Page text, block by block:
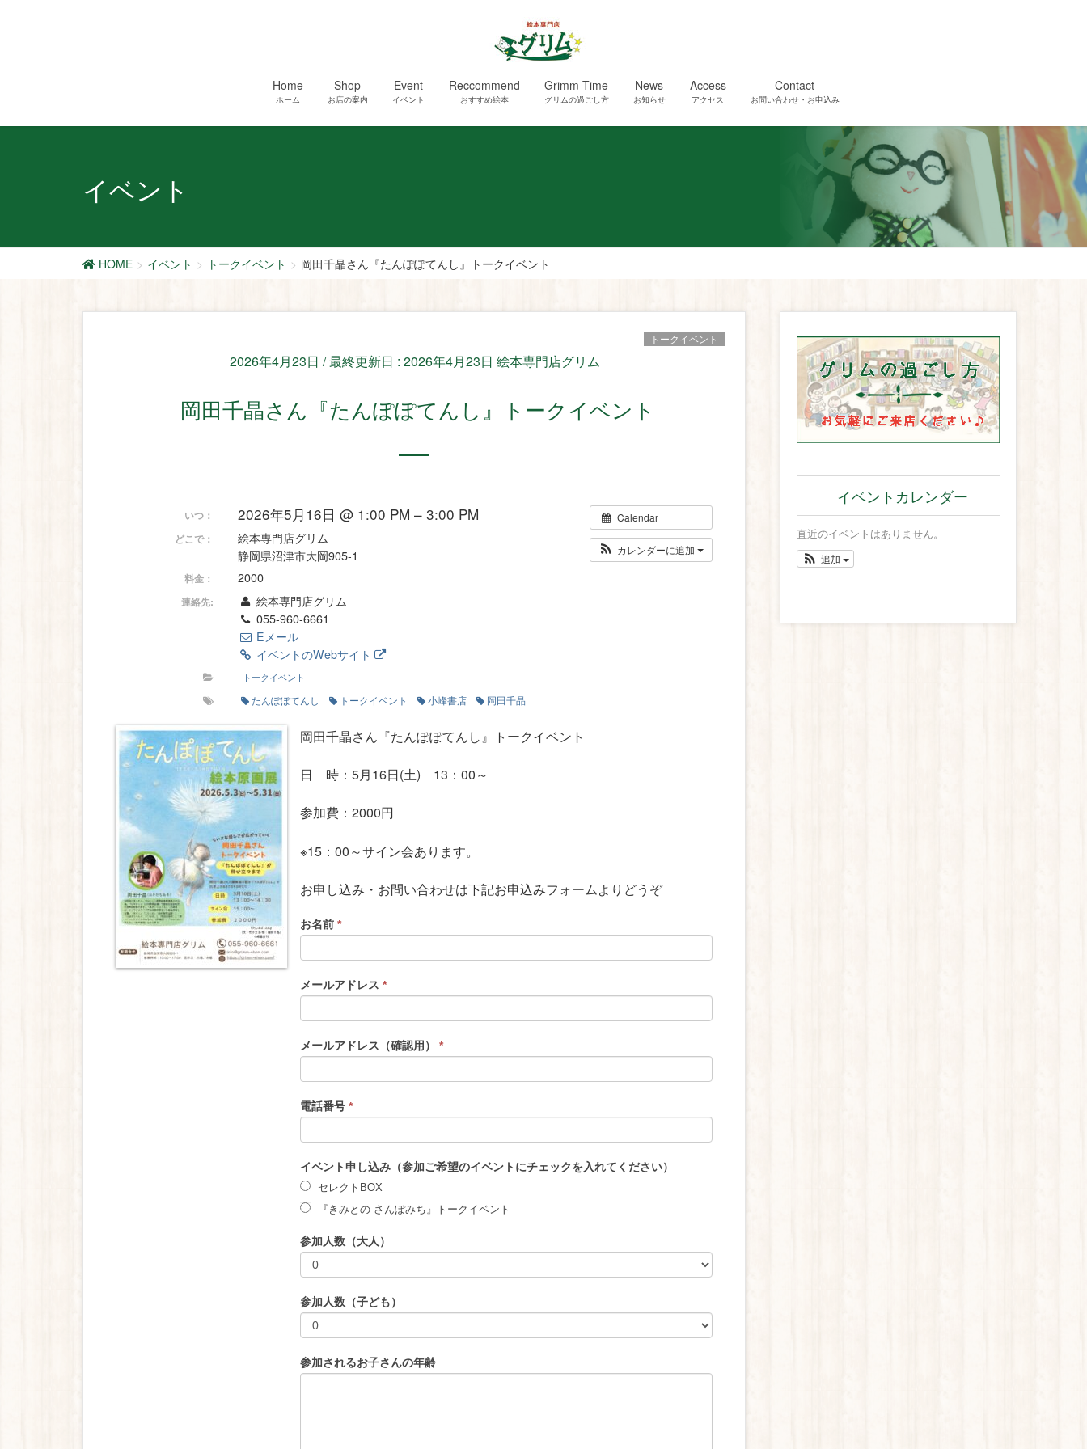
Home
ホーム
Shop
お店の案内
Event
イベント
Reccommend
おすすめ絵本
Grimm Time
グリムの過ごし方
News
お知らせ
Access
アクセス
Contact
お問い合わせ・お申込み
イベント
HOME イベント トークイベント 岡田千晶さん『たんぽぽてんし』トークイベント
2026年4月23日 / 最終更新日 :2026年4月23日 絵本専門店グリム
トークイベント
岡田千晶さん『たんぽぽてんし』トークイベント
Calendar
カレンダーに追加
いつ： 2026年5月16日 @ 1:00 PM – 3:00 PM
どこで：
絵本専門店グリム
静岡県沼津市大岡905-1
料金： 2000
連絡先:
絵本専門店グリム
055-960-6661
Eメール
イベントのWebサイト
トークイベント
たんぽぽてんし トークイベント 小峰書店 岡田千晶
岡田千晶さん『たんぽぽてんし』トークイベント
日 時：5月16日(土) 13：00～
参加費：2000円
※15：00～サイン会あります。
お申し込み・お問い合わせは下記お申込みフォームよりどうぞ
イ
ン
ト
申
し
み
If
you
are
human,
leave
blank.
お名前 *
メールアドレス *
メールアドレス（確認用） *
電話番号 *
イベント申し込み（参加ご希望のイベントにチェックを入れてください）
セレクトBOX
『きみとの さんぽみち』トークイベント
参加人数（大人）
参加人数（子ども）
参加されるお子さんの年齢
イベントカレンダー
直近のイベントはありません。
追加